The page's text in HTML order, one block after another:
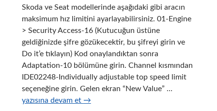
Skoda ve Seat modellerinde aşağıdaki gibi aracın
maksimum hız limitini ayarlayabilirsiniz. 01-Engine
> Security Access-16 (Kutucuğun üstüne
geldiğinizde şifre gözükecektir, bu şifreyi girin ve
Do it’e tıklayın) Kod onaylandıktan sonra
Adaptation-10 bölümüne girin. Channel kısmından
IDE02248-Individually adjustable top speed limit
seçeneğine girin. Gelen ekran “New Value” …
yazısına devam et →